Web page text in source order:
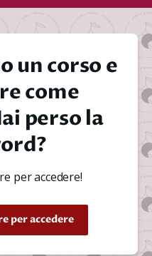
un corso e
come
perso la
per accedere!
per accedere